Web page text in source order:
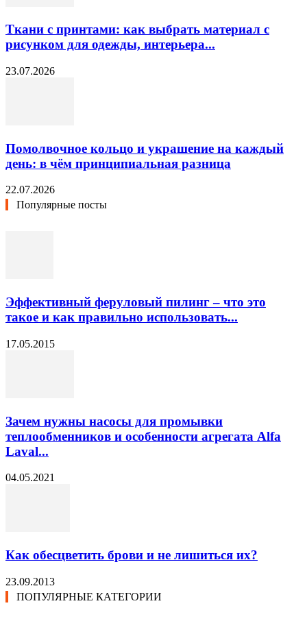
Ткани с принтами: как выбрать материал с
рисунком для одежды, интерьера...
23.07.2026
Помолвочное кольцо и украшение на каждый
день: в чём принципиальная разница
22.07.2026
Популярные посты
Эффективный феруловый пилинг – что это
такое и как правильно использовать...
17.05.2015
Зачем нужны насосы для промывки
теплообменников и особенности агрегата Alfa
Laval...
04.05.2021
Как обесцветить брови и не лишиться их?
23.09.2013
ПОПУЛЯРНЫЕ КАТЕГОРИИ